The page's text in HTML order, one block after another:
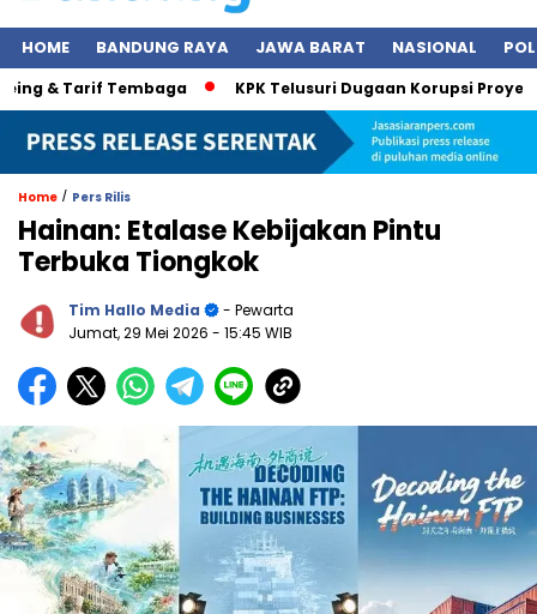
HOME BANDUNG RAYA JAWA BARAT NASIONAL
& Tarif Tembaga KPK Telusuri Dugaan Korupsi Proyek
Home / Pers Rilis
Hainan: Etalase Kebijakan Pintu
Terbuka Tiongkok
Tim Hallo Media
- Pewarta
Jumat, 29 Mei 2026 - 15:45 WIB